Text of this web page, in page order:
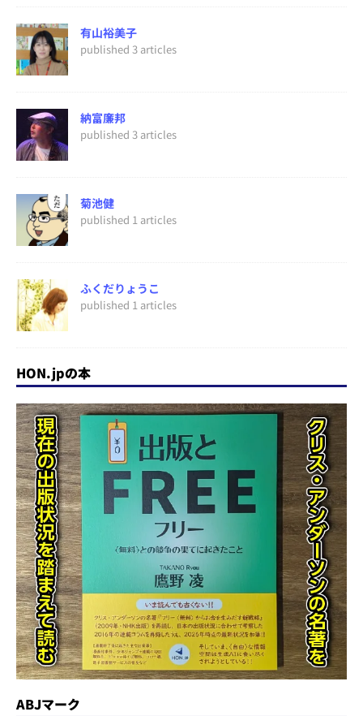
有山裕美子
published 3 articles
納富廉邦
published 3 articles
菊池健
published 1 articles
ふくだりょうこ
published 1 articles
HON.jpの本
ABJマーク